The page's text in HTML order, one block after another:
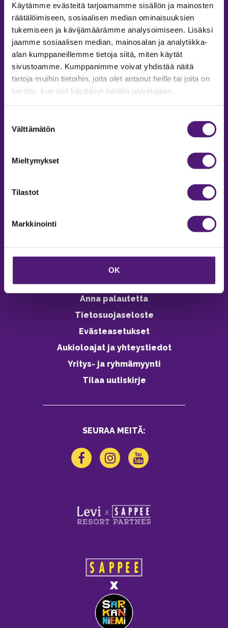
Käytämme evästeitä tarjoamamme sisällön ja mainosten
räätälöimiseen, sosiaalisen median ominaisuuksien
tukemiseen ja kävijämäärämme analysoimiseen. Lisäksi
jaamme sosiaalisen median, mainosalan ja analytiikka-
alan kumppaneillemme tietoja siitä, miten käytät
sivustoamme. Kumppanimme voivat yhdistää näitä
tietoja muihin tietoihin, joita olet antanut heille tai joita on
kerätty, kun olet käyttänyt heidän palvelujaan.
valinta
Välttämätön
Mieltymykset
Tilastot
Markkinointi
OK
MAJOITUS
Tiedustelut & Varaukset
Vastuullisuus
Ympäristöohjelma
Avoimet työpaikat
Anna palautetta
Tietosuojaseloste
Evästeasetukset
Aukioloajat ja yhteystiedot
Yritys- ja ryhmämyynti
Tilaa uutiskirje
SEURAA MEITÄ: